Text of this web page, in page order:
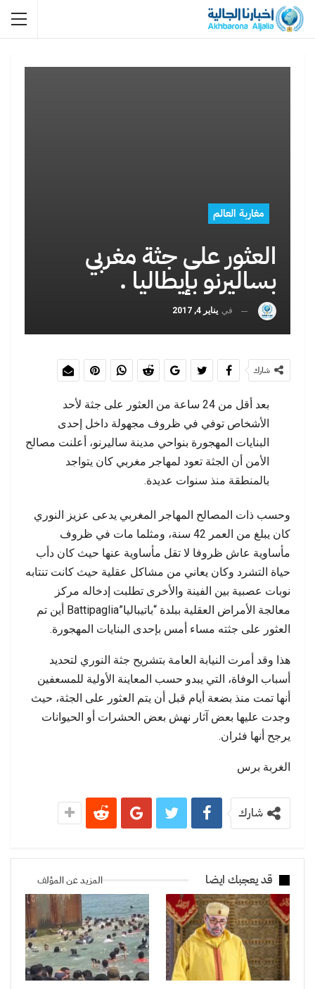
مغاربة العالم
العثور على جثة مغربي
بساليرنو بإيطاليا .
في يناير 4, 2017
شارك
بعد أقل من 24 ساعة من العثور على جثة لأحد
الأشخاص توفي في ظروف مجهولة داخل إحدى
البنايات المهجورة بنواحي مدينة ساليرنو، أعلنت مصالح
الأمن أن الجثة تعود لمهاجر مغربي كان يتواجد
بالمنطقة منذ سنوات عديدة.
وحسب ذات المصالح المهاجر المغربي يدعى عزيز النوري
كان يبلغ من العمر 42 سنة، ومثلما مات في ظروف
مأساوية عاش ظروفا لا تقل مأساوية عنها حيث كان دأب
حياة التشرد وكان يعاني من مشاكل عقلية حيث كانت تنتابه
نوبات عصبية بين الفينة والأخرى تطلبت إدخاله مركز
معالجة الأمراض العقلية ببلدة “باتيباليا”Battipaglia أين تم
العثور على جثته مساء أمس بإحدى البنايات المهجورة.
هذا وقد أمرت النيابة العامة بتشريح جثة النوري لتحديد
أسباب الوفاة، التي يبدو حسب المعاينة الأولية للمسعفين
أنها تمت منذ بضعة أيام قبل أن يتم العثور على الجثة، حيث
وجدت عليها بعض آثار نهش بعض الحشرات أو الحيوانات
يرجح أنها فئران.
الغربة برس
شارك
قد يعجبك ايضا المزيد عن المؤلف